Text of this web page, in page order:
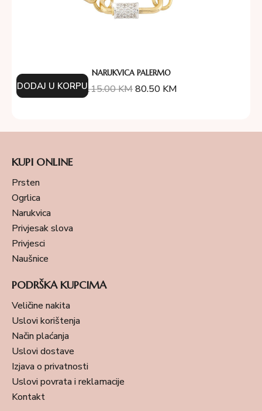
NARUKVICA PALERMO
115.00KM80.50 KM
DODAJ U KORPU
KUPI ONLINE
Prsten
Ogrlica
Narukvica
Privjesak slova
Privjesci
Naušnice
PODRŠKA KUPCIMA
Veličine nakita
Uslovi korištenja
Način plaćanja
Uslovi dostave
Izjava o privatnosti
Uslovi povrata i reklamacije
Kontakt